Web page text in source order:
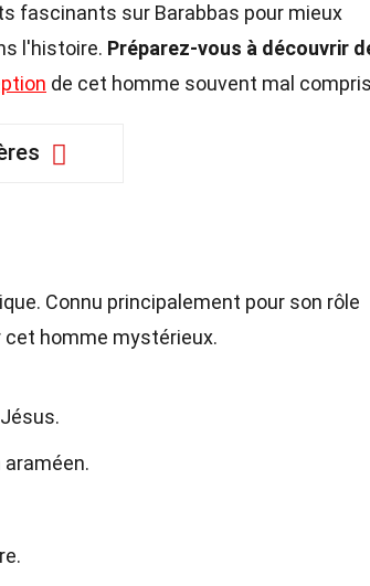
fascinants sur Barabbas pour mieux
l'histoire. Préparez-vous à découvrir
de cet homme souvent mal
Connu principalement pour son rôle
cet homme mystérieux.